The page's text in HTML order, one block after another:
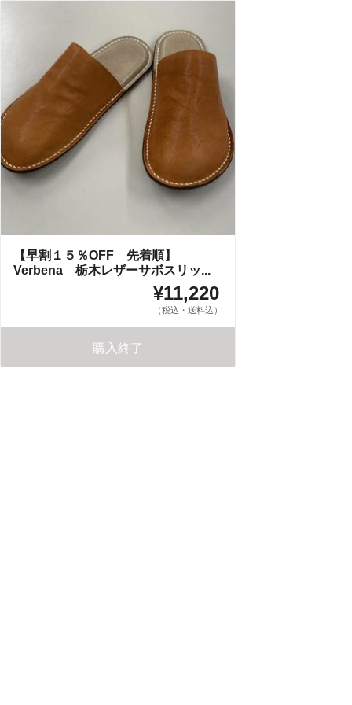
【早割１５％OFF 先着順】
Verbena 栃木レザーサボスリッ...
¥11,220
（税込・送料込）
購入終了